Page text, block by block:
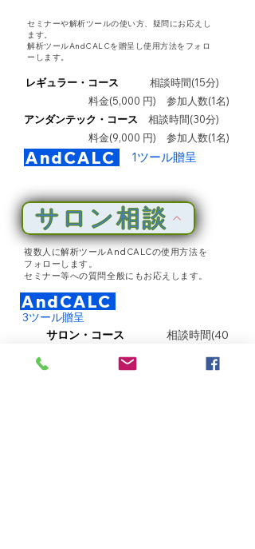
レギュラー・コース
相談時間(15分)
料金(5,000 円) 参加人数(1名)
アンダンテック・コース
相談時間(30分)
料金(9,000 円) 参加人数(1名)
AndCALC 1ツール贈呈​
セミナーや解析ツールの使い方、疑問にお応えし
ます。
​解析ツールAndCALCを贈呈し使用方法をフォロ
ーします。
複数人に解析ツールAndCALCの使用方法を
フォローします。
セミナー等への質問全般にもお応えします。
AndCALC
3ツール贈呈​
サロン・コース
相談時間(40
分) 料金(30,000 円) 参加人数(3名)
エクスパート・コース
相談時間(80
サロン相談